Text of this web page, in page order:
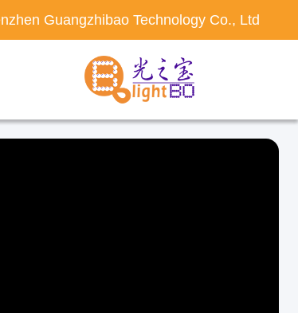
Guangzhibao Technology Co., Ltd.